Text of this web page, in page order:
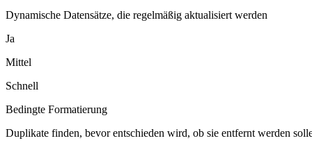
Dynamische Datensätze, die regelmäßig aktualisiert werden
Ja
Mittel
Schnell
Bedingte Formatierung
Duplikate finden, bevor entschieden wird, ob sie entfernt werden